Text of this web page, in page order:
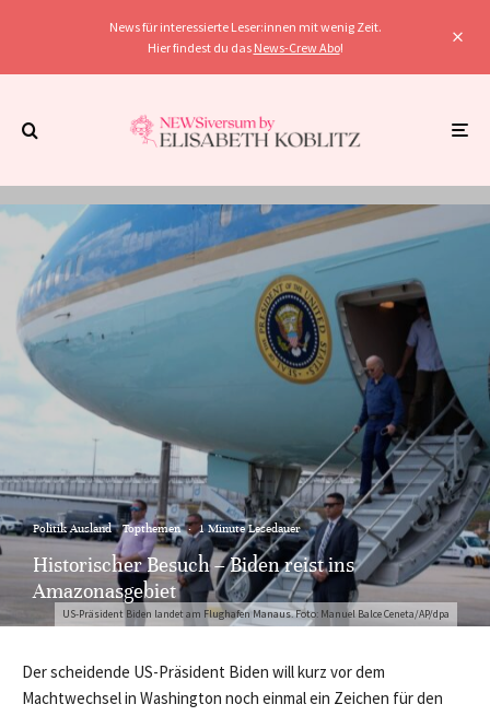
News für interessierte Leser:innen mit wenig Zeit.
Hier findest du das News-Crew Abo!
US-Präsident Biden landet am Flughafen Manaus. Foto: Manuel Balce Ceneta/AP/dpa
Politik Ausland Topthemen · 1 Minute Lesedauer
Historischer Besuch – Biden reist ins
Amazonasgebiet
Der scheidende US-Präsident Biden will kurz vor dem
Machtwechsel in Washington noch einmal ein Zeichen für den